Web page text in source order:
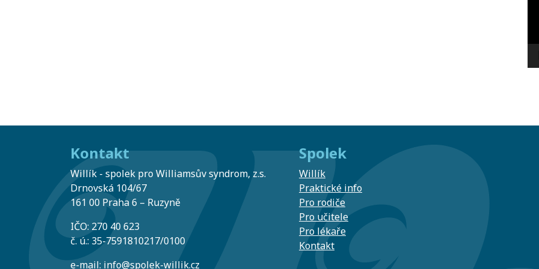
Kontakt
Willík - spolek pro Williamsův syndrom, z.s.
Drnovská 104/67
161 00 Praha 6 – Ruzyně
IČO: 270 40 623
č. ú.: 35-7591810217/0100
e-mail: info@spolek-willik.cz
Spolek
Willík
Praktické info
Pro rodiče
Pro učitele
Pro lékaře
Kontakt